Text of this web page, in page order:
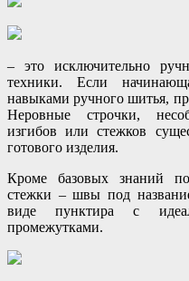
– это исключительно
техники. Если
навыками ручного шитья,
Неровные строчки,
изгибов или стежков
готового изделия.
Кроме базовых знаний
стежки – швы под
виде пунктира с
промежутками.